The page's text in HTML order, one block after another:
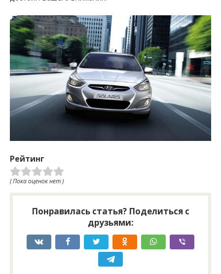
Рейтинг
( Пока оценок нет )
Понравилась статья? Поделиться с
друзьями: